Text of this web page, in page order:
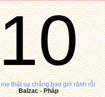
thật sự chẳng bao giờ rảnh rỗi
Balzac - Pháp